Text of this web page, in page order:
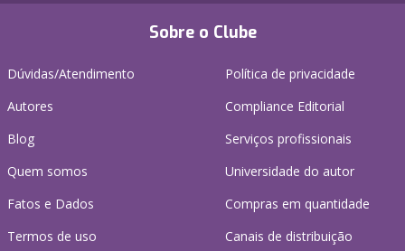
Sobre o Clube
Dúvidas/Atendimento
Autores
Blog
Quem somos
Fatos e Dados
Termos de uso
Política de privacidade
Compliance Editorial
Serviços profissionais
Universidade do autor
Compras em quantidade
Canais de distribuição